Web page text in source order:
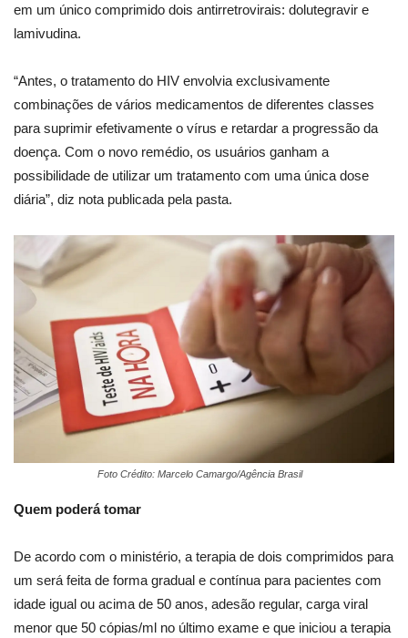
em um único comprimido dois antirretrovirais: dolutegravir e
lamivudina.
“Antes, o tratamento do HIV envolvia exclusivamente
combinações de vários medicamentos de diferentes classes
para suprimir efetivamente o vírus e retardar a progressão da
doença. Com o novo remédio, os usuários ganham a
possibilidade de utilizar um tratamento com uma única dose
diária”, diz nota publicada pela pasta.
Foto Crédito: Marcelo Camargo/Agência Brasil
Quem poderá tomar
De acordo com o ministério, a terapia de dois comprimidos para
um será feita de forma gradual e contínua para pacientes com
idade igual ou acima de 50 anos, adesão regular, carga viral
menor que 50 cópias/ml no último exame e que iniciou a terapia